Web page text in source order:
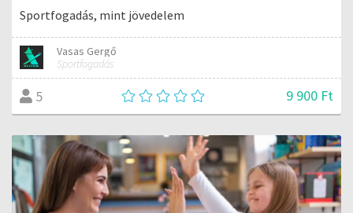
Sportfogadás, mint jövedelem
Vasas Gergő
Sportfogadás
5 9 900 Ft